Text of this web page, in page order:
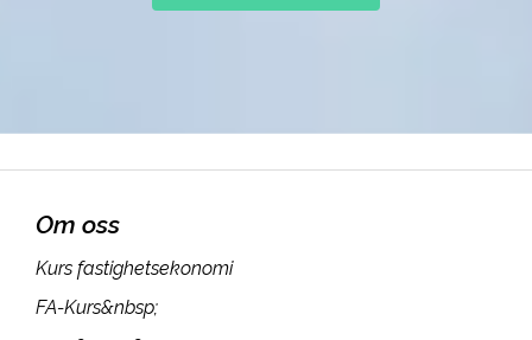
Om oss
Kurs fastighetsekonomi
FA-Kurs&nbsp;